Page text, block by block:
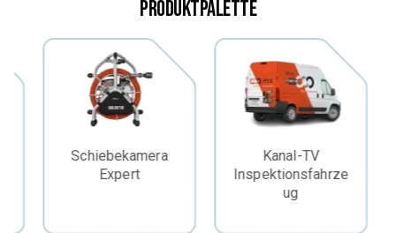
Produktpalette
Schiebekamera
Expert
Kanal-TV
Inspektionsfahrze